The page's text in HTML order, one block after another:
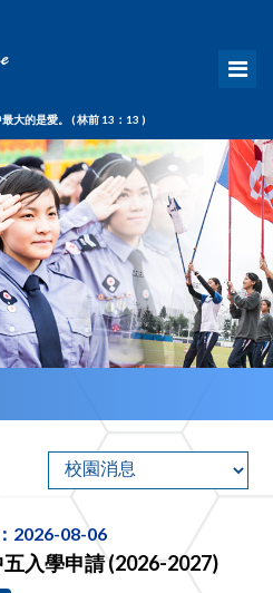
大的是愛。 ( 林前 13：13 )
2026-08-06
入學申請 (2026-2027)